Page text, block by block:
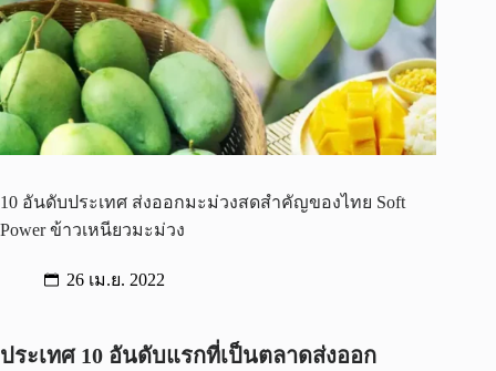
10 อันดับประเทศ ส่งออกมะม่วงสดสำคัญของไทย Soft
Power ข้าวเหนียวมะม่วง
26 เม.ย. 2022
ประเทศ 10 อันดับแรกที่เป็นตลาดส่งออก